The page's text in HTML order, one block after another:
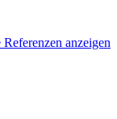
anzeigen